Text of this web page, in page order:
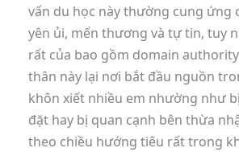
vấn du học này thường cung ứng
yên ủi, mến thương và tự tin, tuy
rất của bao gồm domain
thân này lại nơi bắt đầu nguồn
khôn xiết nhiều em nhường như
đặt hay bị quan cạnh bên thừa
theo chiều hướng tiêu rất trong